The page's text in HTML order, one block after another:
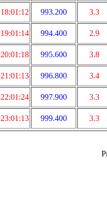
18:01:12 993.200 3.3
19:01:14 994.400 2.9
20:01:18 995.600 3.8
21:01:13 996.800 3.4
22:01:24 997.900 3.3
23:01:13 999.400 3.3